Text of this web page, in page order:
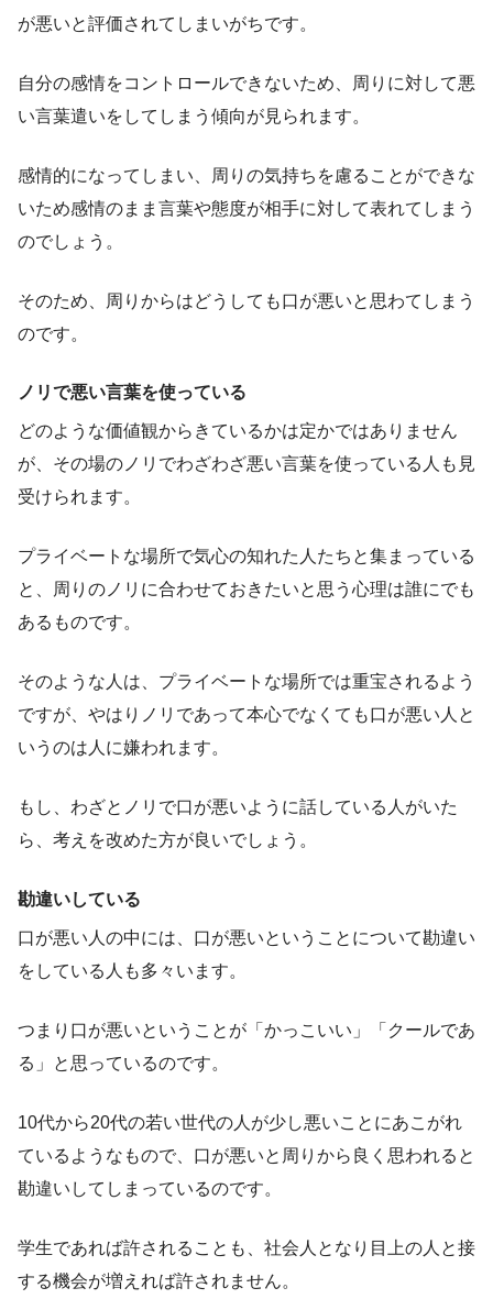
が悪いと評価されてしまいがちです。
自分の感情をコントロールできないため、周りに対して悪
い言葉遣いをしてしまう傾向が見られます。
感情的になってしまい、周りの気持ちを慮ることができな
いため感情のまま言葉や態度が相手に対して表れてしまう
のでしょう。
そのため、周りからはどうしても口が悪いと思わてしまう
のです。
ノリで悪い言葉を使っている
どのような価値観からきているかは定かではありません
が、その場のノリでわざわざ悪い言葉を使っている人も見
受けられます。
プライベートな場所で気心の知れた人たちと集まっている
と、周りのノリに合わせておきたいと思う心理は誰にでも
あるものです。
そのような人は、プライベートな場所では重宝されるよう
ですが、やはりノリであって本心でなくても口が悪い人と
いうのは人に嫌われます。
もし、わざとノリで口が悪いように話している人がいた
ら、考えを改めた方が良いでしょう。
勘違いしている
口が悪い人の中には、口が悪いということについて勘違い
をしている人も多々います。
つまり口が悪いということが「かっこいい」「クールであ
る」と思っているのです。
10代から20代の若い世代の人が少し悪いことにあこがれ
ているようなもので、口が悪いと周りから良く思われると
勘違いしてしまっているのです。
学生であれば許されることも、社会人となり目上の人と接
する機会が増えれば許されません。